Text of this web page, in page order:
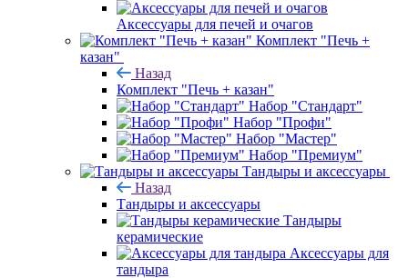
Аксессуары для печей и очагов
Комплект "Печь +
казан"
Назад
Комплект "Печь + казан"
Набор "Стандарт"
Набор "Профи"
Набор "Мастер"
Набор "Премиум"
Тандыры и аксессуары
Назад
Тандыры и аксессуары
Тандыры
керамические
Аксессуары для
тандыра